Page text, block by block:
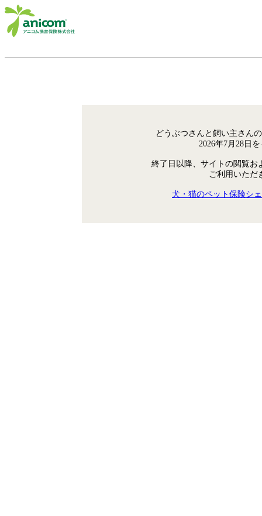
どうぶつさんと飼い主さん
2026年7月28日
終了日以降、サイトの閲覧お
ご利用いただ
犬・猫のペット保険シ